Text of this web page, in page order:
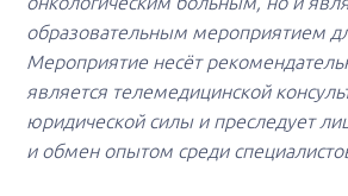
образовательным мероприятием
Мероприятие несёт
является телемедицинской
юридической силы и преследует
и обмен опытом среди